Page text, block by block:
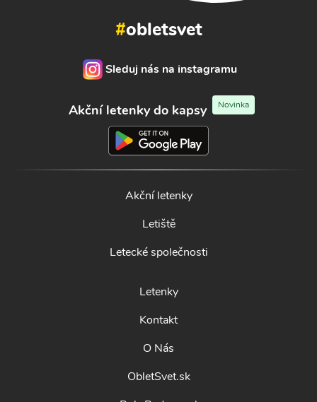
#obletsvet
Sleduj nás na instagramu
Akční letenky do kapsy Novinka
Akční letenky
Letiště
Letecké společnosti
Letenky
Kontakt
O Nás
ObletSvet.sk